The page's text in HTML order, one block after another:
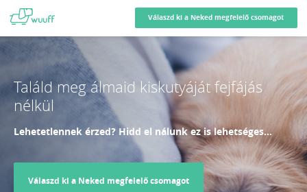
Válaszd ki a Neked megfelelő csomagot
Találd meg álmaid kiskutyáját fejfájás
nélkül
Lehetetlennek érzed? Hidd el nálunk ez is lehetséges…
Válaszd ki a Neked megfelelő csomagot